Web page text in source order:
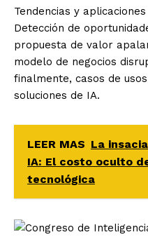
Tendencias y
Detección de
propuesta de valor
modelo de negocios
finalmente, casos de
soluciones de IA.
LEER MAS La
IA: El costo oculto
tecnológica